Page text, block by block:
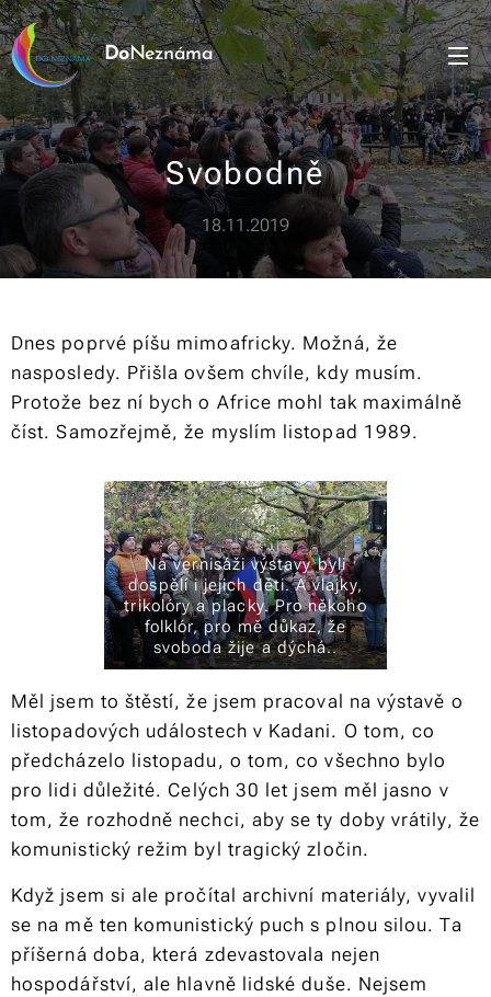
DoNeznáma
Svobodně
18.11.2019
Dnes poprvé píšu mimoafricky. Možná, že
nasposledy. Přišla ovšem chvíle, kdy musím.
Protože bez ní bych o Africe mohl tak maximálně
číst. Samozřejmě, že myslím listopad 1989.
Na vernisáži výstavy byli
dospělí i jejich děti. A vlajky,
trikolóry a placky. Pro někoho
folklór, pro mě důkaz, že
svoboda žije a dýchá..
Měl jsem to štěstí, že jsem pracoval na výstavě o
listopadových událostech v Kadani. O tom, co
předcházelo listopadu, o tom, co všechno bylo
pro lidi důležité. Celých 30 let jsem měl jasno v
tom, že rozhodně nechci, aby se ty doby vrátily, že
komunistický režim byl tragický zločin.
Když jsem si ale pročítal archivní materiály, vyvalil
se na mě ten komunistický puch s plnou silou. Ta
příšerná doba, která zdevastovala nejen
hospodářství, ale hlavně lidské duše. Nejsem